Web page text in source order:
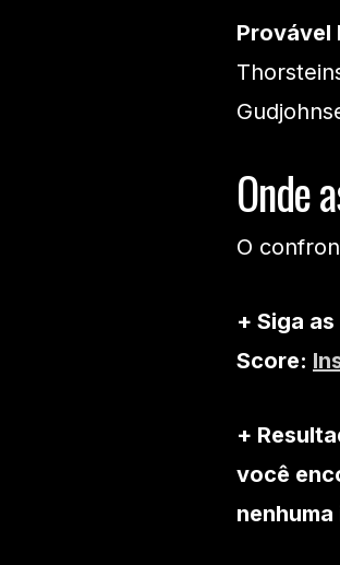
Provável
Onde
O
+ Siga
Score:
+
você